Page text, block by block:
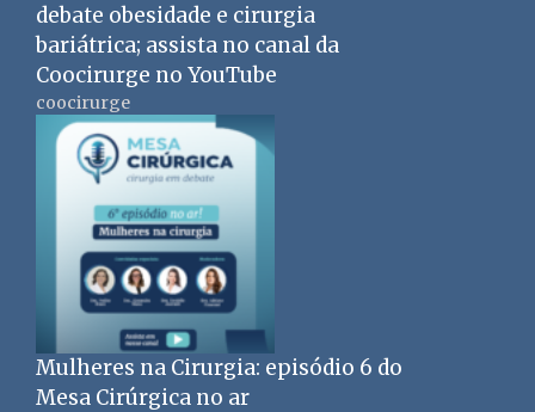
debate obesidade e cirurgia
bariátrica; assista no canal da
Coocirurge no YouTube
coocirurge
Mulheres na Cirurgia: episódio 6 do
Mesa Cirúrgica no ar